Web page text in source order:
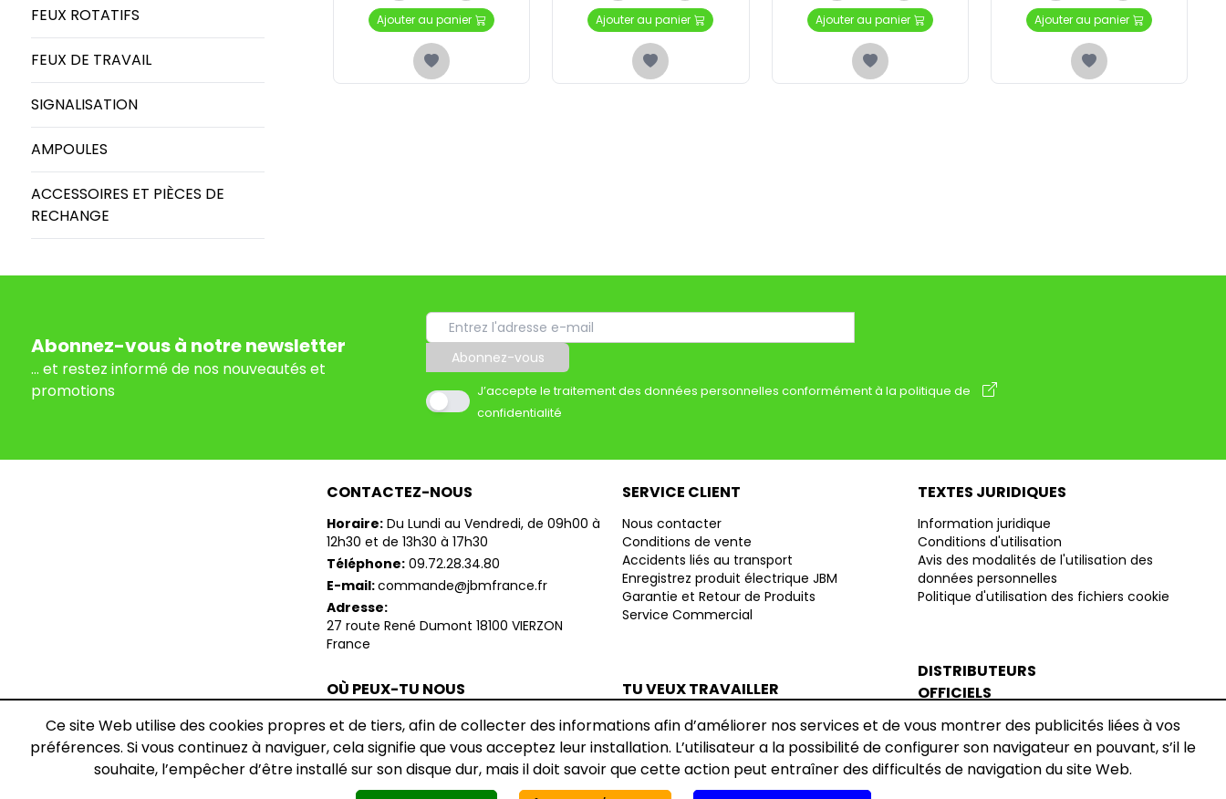
FEUX ROTATIFS
FEUX DE TRAVAIL
SIGNALISATION
AMPOULES
ACCESSOIRES ET PIÈCES DE
RECHANGE
Ajouter au panier Ajouter au panier Ajouter au panier Ajouter au panier
Abonnez-vous à notre newsletter
... et restez informé de nos nouveautés et
promotions
Abonnez-vous
J’accepte le traitement des données personnelles conformément à la politique de
confidentialité
CONTACTEZ-NOUS
Horaire: Du Lundi au Vendredi, de 09h00 à
12h30 et de 13h30 à 17h30
Téléphone: 09.72.28.34.80
E-mail:commande@jbmfrance.fr
Adresse:
27 route René Dumont 18100 VIERZON
France
OÙ PEUX-TU NOUS
Retrouvez-nous sur la carte
SERVICE CLIENT
Nous contacter
Conditions de vente
Accidents liés au transport
Enregistrez produit électrique JBM
Garantie et Retour de Produits
Service Commercial
TU VEUX TRAVAILLER
Envoyez-nous votre CV
TEXTES JURIDIQUES
Information juridique
Conditions d'utilisation
Avis des modalités de l'utilisation des
données personnelles
Politique d'utilisation des fichiers cookie
DISTRIBUTEURS
OFFICIELS
Devenir Distributeur JBM
Officiel France
Ce site Web utilise des cookies propres et de tiers, afin de collecter des informations afin d’améliorer nos services et de vous montrer des publicités liées à vos
préférences. Si vous continuez à naviguer, cela signifie que vous acceptez leur installation. L’utilisateur a la possibilité de configurer son navigateur en pouvant, s’il le
souhaite, l’empêcher d’être installé sur son disque dur, mais il doit savoir que cette action peut entraîner des difficultés de navigation du site Web.